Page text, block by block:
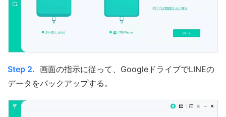
Step 2. 画面の指示に従って、GoogleドライブでLINEの
データをバックアップする。